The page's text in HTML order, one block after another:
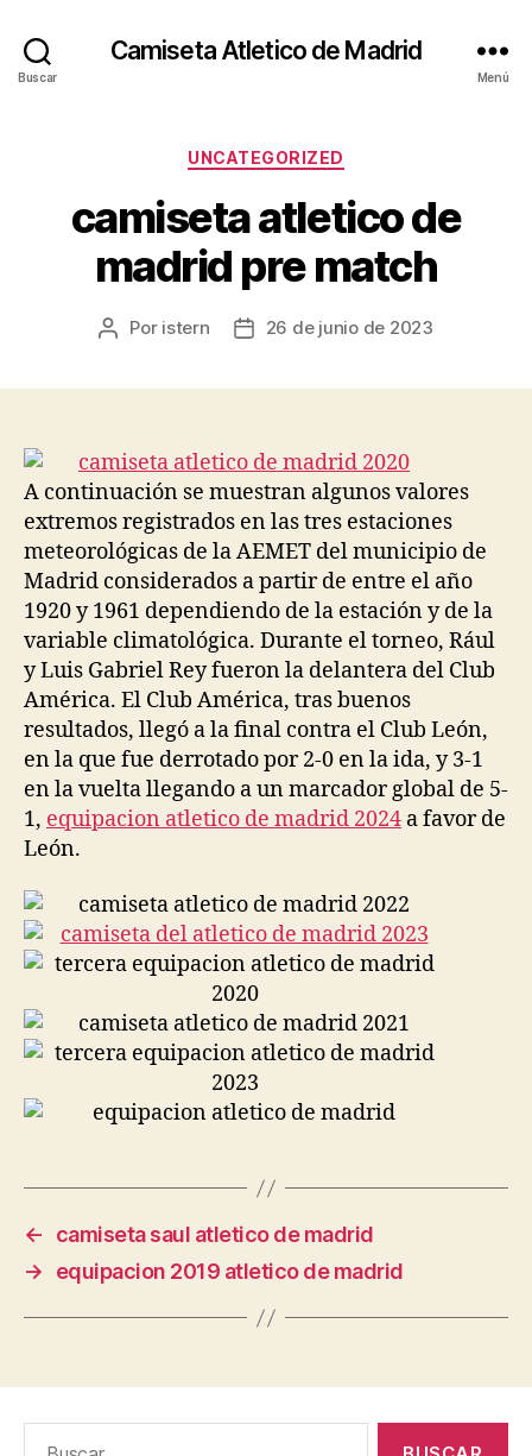
Buscar
Camiseta Atletico de Madrid
Menú
Categorías
UNCATEGORIZED
camiseta atletico de
madrid pre match
Autor
Por istern
Fecha26 de junio de 2023
A continuación se muestran algunos valores
extremos registrados en las tres estaciones
meteorológicas de la AEMET del municipio de
Madrid considerados a partir de entre el año
1920 y 1961 dependiendo de la estación y de la
variable climatológica. Durante el torneo, Rául
y Luis Gabriel Rey fueron la delantera del Club
América. El Club América, tras buenos
resultados, llegó a la final contra el Club León,
en la que fue derrotado por 2-0 en la ida, y 3-1
en la vuelta llegando a un marcador global de 5-
1, equipacion atletico de madrid 2024 a favor de
León.
←
camiseta saul atletico de madrid
→
equipacion 2019 atletico de madrid